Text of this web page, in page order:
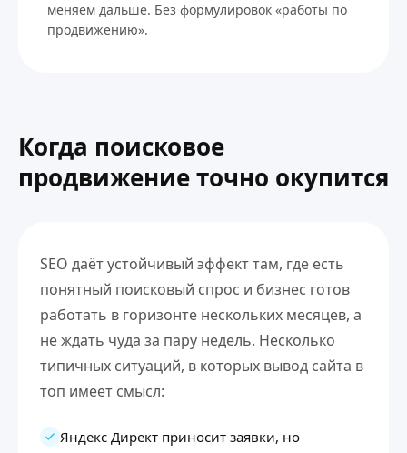
меняем дальше. Без формулировок «работы по
продвижению».
Когда поисковое
продвижение точно окупится
SEO даёт устойчивый эффект там, где есть
понятный поисковый спрос и бизнес готов
работать в горизонте нескольких месяцев, а
не ждать чуда за пару недель. Несколько
типичных ситуаций, в которых вывод сайта в
топ имеет смысл:
Яндекс Директ приносит заявки, но